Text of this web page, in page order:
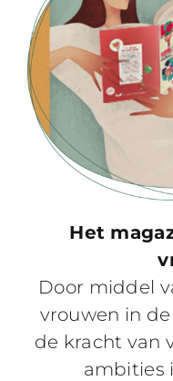
Het
Door middel
vrouwen in
de kracht van
ambities